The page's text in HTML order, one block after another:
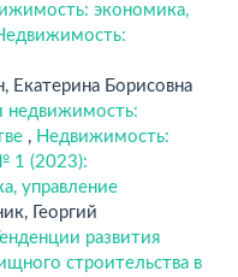
экономика,
Борисовна
недвижимость:
, Недвижимость:
1 (2023):
управление
Георгий
Тенденции развития
строительства в